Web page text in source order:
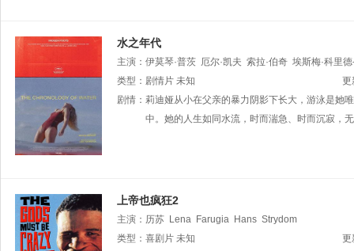
水之年代
主演： 伊莫琴·普茨 厄尔·凯夫 索拉·伯奇 埃斯梅·科里
安·琼斯 Alexander·Johnson·Alexander·Johnson
Alina·Lytvynova·Alina·Lytvynova Dom
类型： 剧情片 未知
更
剧情： 莉迪娅从小在父亲的暴力阴影下长大，游泳是她
中。她的人生如同水流，时而湍急、时而沉寂，
上帝也疯狂2
主演： 历苏 Lena Farugia Hans Strydom
类型： 喜剧片 未知
更